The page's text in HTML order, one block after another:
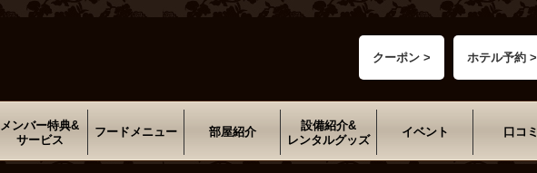
ホテル予約 >
クーポン >
メンバー特典&
サービス
フードメニュー 部屋紹介
設備紹介&
レンタルグッズ
イベント 口コミ